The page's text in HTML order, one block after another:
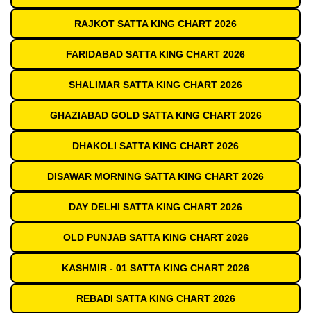
RAJKOT SATTA KING CHART 2026
FARIDABAD SATTA KING CHART 2026
SHALIMAR SATTA KING CHART 2026
GHAZIABAD GOLD SATTA KING CHART 2026
DHAKOLI SATTA KING CHART 2026
DISAWAR MORNING SATTA KING CHART 2026
DAY DELHI SATTA KING CHART 2026
OLD PUNJAB SATTA KING CHART 2026
KASHMIR - 01 SATTA KING CHART 2026
REBADI SATTA KING CHART 2026